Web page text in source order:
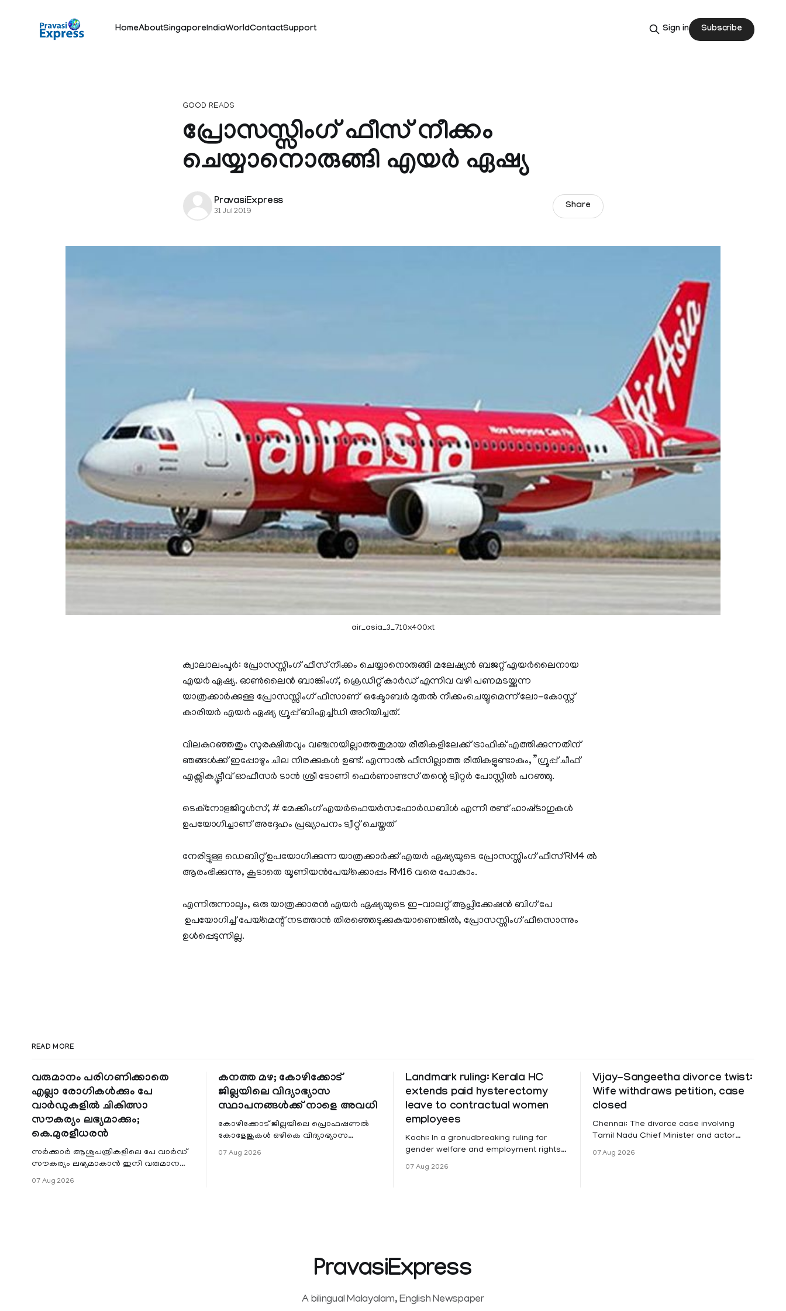
HomeAboutSingaporeIndiaWorldContactSupport Sign in Subscribe
GOOD READS
പ്രോസസ്സിംഗ് ഫീസ് നീക്കം
ചെയ്യാനൊരുങ്ങി എയര്‍ ഏഷ്യ
PravasiExpress
31 Jul 2019
Share
air_asia_3_710x400xt
ക്വാലാലംപൂർ: പ്രോസസ്സിംഗ് ഫീസ് നീക്കം ചെയ്യാനൊരുങ്ങി മലേഷ്യന്‍ ബജറ്റ് എയര്‍ലൈനായ
എയര്‍ ഏഷ്യ. ഓൺലൈൻ ബാങ്കിംഗ്, ക്രെഡിറ്റ് കാർഡ് എന്നിവ വഴി പണമടയ്ക്കുന്ന
യാത്രക്കാർക്കുള്ള പ്രോസസ്സിംഗ് ഫീസാണ് ഒക്ടോബർ മുതൽ നീക്കംചെയ്യുമെന്ന് ലോ-കോസ്റ്റ്
കാരിയർ എയർ ഏഷ്യ ഗ്രൂപ്പ് ബിഎച്ച്ഡി അറിയിച്ചത്.
വിലകുറഞ്ഞതും സുരക്ഷിതവും വഞ്ചനയില്ലാത്തതുമായ രീതികളിലേക്ക് ട്രാഫിക് എത്തിക്കുന്നതിന്
ഞങ്ങൾക്ക് ഇപ്പോഴും ചില നിരക്കുകൾ ഉണ്ട്. എന്നാൽ ഫീസില്ലാത്ത രീതികളുണ്ടാകും, ”ഗ്രൂപ്പ് ചീഫ്
എക്സിക്യൂട്ടീവ് ഓഫീസർ ടാൻ ശ്രീ ടോണി ഫെർണാണ്ടസ് തന്റെ ട്വിറ്റർ പോസ്റ്റിൽ പറഞ്ഞു.
ടെക്നോളജിറൂൾസ്, # മേക്കിംഗ് എയർഫെയർസഫോർഡബിൾ എന്നീ രണ്ട് ഹാഷ്‌ടാഗുകൾ
ഉപയോഗിച്ചാണ് അദ്ദേഹം പ്രഖ്യാപനം ട്വീറ്റ് ചെയ്തത്
നേരിട്ടുള്ള ഡെബിറ്റ് ഉപയോഗിക്കുന്ന യാത്രക്കാർ‌ക്ക് എയർ ഏഷ്യയുടെ പ്രോസസ്സിംഗ് ഫീസ് RM4 ൽ
ആരംഭിക്കുന്നു, കൂടാതെ യൂണിയൻ‌പേയ്‌ക്കൊപ്പം RM16 വരെ പോകാം.
എന്നിരുന്നാലും, ഒരു യാത്രക്കാരൻ എയർ ഏഷ്യയുടെ ഇ-വാലറ്റ് ആപ്ലിക്കേഷൻ ബിഗ് പേ
ഉപയോഗിച്ച് പേയ്‌മെന്റ് നടത്താൻ തിരഞ്ഞെടുക്കുകയാണെങ്കിൽ, പ്രോസസ്സിംഗ് ഫീസൊന്നും
ഉൾപ്പെടുന്നില്ല.
READ MORE
വരുമാനം പരിഗണിക്കാതെ
എല്ലാ രോഗികൾക്കും പേ
വാർഡുകളിൽ ചികിത്സാ
സൗകര്യം ലഭ്യമാക്കും;
കെ.മുരളീധരൻ
സർക്കാർ ആശുപത്രികളിലെ പേ വാർഡ്
സൗകര്യം ലഭ്യമാകാൻ ഇനി വരുമാന
വരുമാനം പരിഗണിക്കാതെ എല്ലാ
07 Aug 2026
കനത്ത മഴ; കോഴിക്കോട്
ജില്ലയിലെ വിദ്യാഭ്യാസ
സ്ഥാപനങ്ങൾക്ക് നാളെ അവധി
കോഴിക്കോട് ജില്ലയിലെ പ്രൊഫഷണൽ
കോളേജുകൾ ഒഴികെ വിദ്യാഭ്യാസ
ജില്ലയിലെ മലയോര- തീരദേശ
07 Aug 2026
Landmark ruling: Kerala HC
extends paid hysterectomy
leave to contractual women
employees
Kochi: In a gronudbreaking ruling for
gender welfare and employment rights,
female contractual staff employed in
07 Aug 2026
Vijay-Sangeetha divorce twist:
Wife withdraws petition, case
closed
Chennai: The divorce case involving
Tamil Nadu Chief Minister and actor
Sowrnalingam has taken a new turn
07 Aug 2026
PravasiExpress
A bilingual Malayalam, English Newspaper